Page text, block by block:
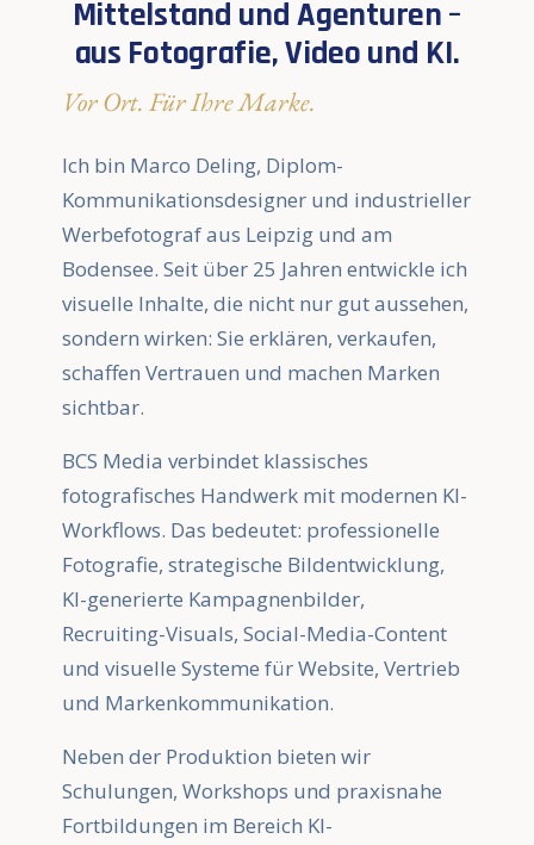
Mittelstand und Agenturen –
aus Fotografie, Video und KI.
Vor Ort. Für Ihre Marke.
Ich bin Marco Deling, Diplom-
Kommunikationsdesigner und industrieller
Werbefotograf aus Leipzig und am
Bodensee. Seit über 25 Jahren entwickle ich
visuelle Inhalte, die nicht nur gut aussehen,
sondern wirken: Sie erklären, verkaufen,
schaffen Vertrauen und machen Marken
sichtbar.
BCS Media verbindet klassisches
fotografisches Handwerk mit modernen KI-
Workflows. Das bedeutet: professionelle
Fotografie, strategische Bildentwicklung,
KI-generierte Kampagnenbilder,
Recruiting-Visuals, Social-Media-Content
und visuelle Systeme für Website, Vertrieb
und Markenkommunikation.
Neben der Produktion bieten wir
Schulungen, Workshops und praxisnahe
Fortbildungen im Bereich KI-